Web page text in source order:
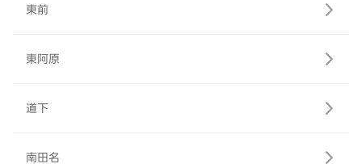
東前
東阿原
道下
南田名